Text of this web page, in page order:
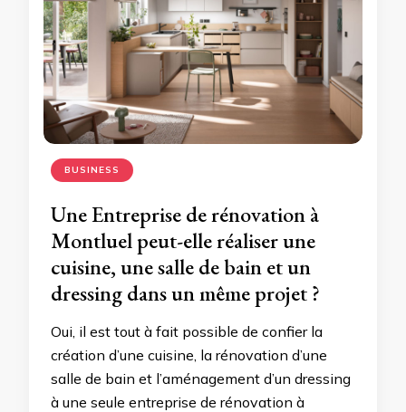
BUSINESS
Une Entreprise de rénovation à
Montluel peut-elle réaliser une
cuisine, une salle de bain et un
dressing dans un même projet ?
Oui, il est tout à fait possible de confier la
création d’une cuisine, la rénovation d’une
salle de bain et l’aménagement d’un dressing
à une seule entreprise de rénovation à